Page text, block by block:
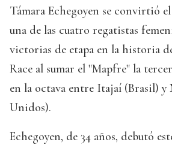
Támara Echegoyen se convirtió
una de las cuatro regatistas
victorias de etapa en la historia
Race al sumar el "Mapfre" la
en la octava entre Itajaí (Brasil) y
Unidos).
Echegoyen, de 34 años, debutó